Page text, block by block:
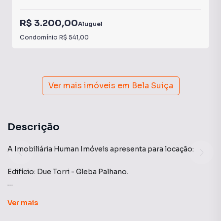
R$ 3.200,00Aluguel
Condomínio R$ 541,00
Ver mais imóveis em Bela Suiça
Descrição
A Imobiliária Human Imóveis apresenta para locação:
Edifício: Due Torri - Gleba Palhano.
de um bairro nobre com a conveniência de estar a poucos
Ver mais